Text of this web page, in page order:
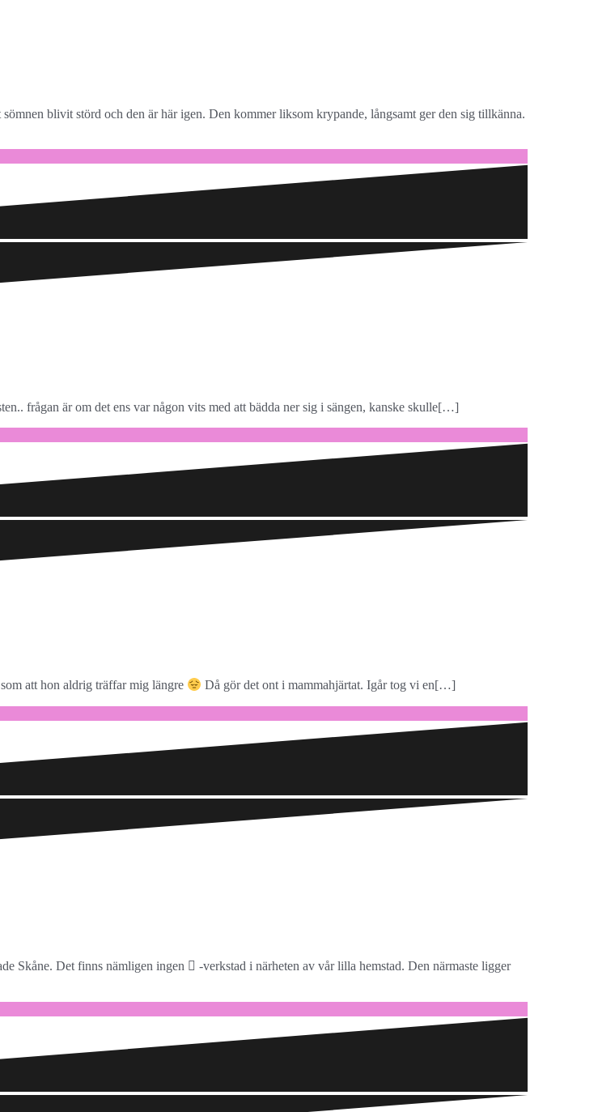
blivit störd och den är här igen. Den kommer liksom krypande, långsamt ger den sig tillkänna.
frågan är om det ens var någon vits med att bädda ner sig i sängen, kanske skulle[…]
att hon aldrig träffar mig längre
Då gör det ont i mammahjärtat. Igår tog vi en[…]
Skåne. Det finns nämligen ingen  -verkstad i närheten av vår lilla hemstad. Den närmaste ligger